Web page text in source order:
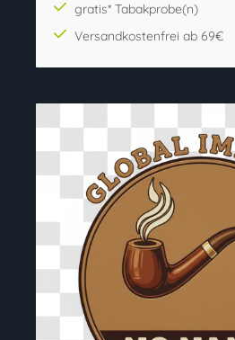
gratis* Tabakprobe(n)
Versandkostenfrei ab 69€